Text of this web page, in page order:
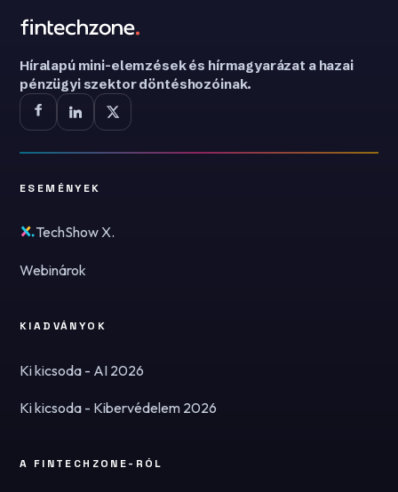
Híralapú mini-elemzések és hírmagyarázat a hazai
pénzügyi szektor döntéshozóinak.
ESEMÉNYEK
TechShow X.
Webinárok
KIADVÁNYOK
Ki kicsoda - AI 2026
Ki kicsoda - Kibervédelem 2026
A FINTECHZONE-RÓL